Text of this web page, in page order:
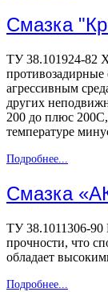
Смазка
ТУ 38.101924-82
противозадирные
агрессивным
других
200 до плюс
температуре
Подробнее...
Смазка
ТУ 38.1011306-90
прочности, что
обладает
Подробнее...